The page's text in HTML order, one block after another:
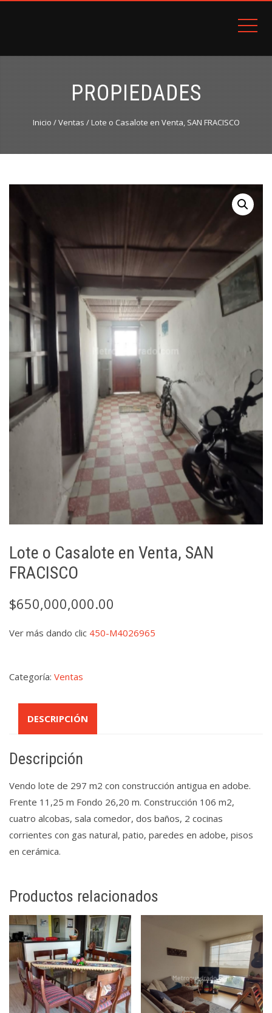
PROPIEDADES
Inicio/Ventas/ Lote o Casalote en Venta, SAN FRACISCO
Lote o Casalote en Venta, SAN
FRACISCO
$650,000,000.00
Ver más dando clic 450-M4026965
Categoría: Ventas
DESCRIPCIÓN
Descripción
Vendo lote de 297 m2 con construcción antigua en adobe.
Frente 11,25 m Fondo 26,20 m. Construcción 106 m2,
cuatro alcobas, sala comedor, dos baños, 2 cocinas
corrientes con gas natural, patio, paredes en adobe, pisos
en cerámica.
Productos relacionados